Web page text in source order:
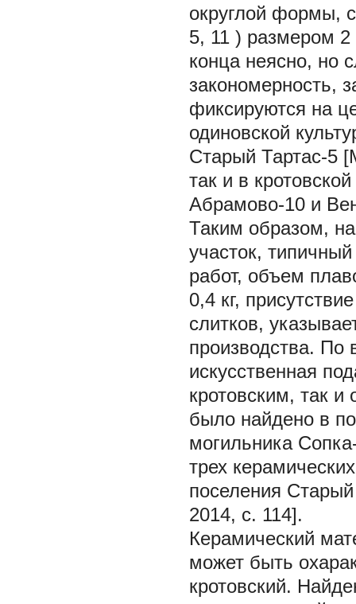
округлой формы,
5, 11 ) размером 2
конца неясно, но
закономерность,
фиксируются на
одиновской
Старый Тартас-5
так и в
Абрамово-10 и
Таким образом,
участок,
работ, объем
0,4 кг,
слитков,
производства. По
искусственная
кротовским, так
было найдено в
могильника
трех
поселения
2014, с. 114].
Керамический
может быть
кротовский.